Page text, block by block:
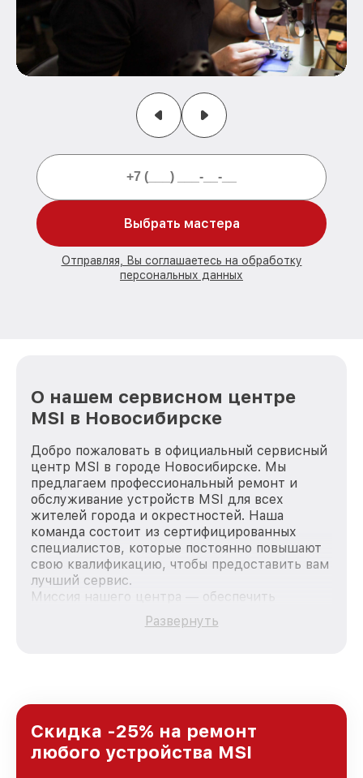
Выбрать мастера
Отправляя, Вы соглашаетесь на обработку
персональных данных
О нашем сервисном центре
MSI в Новосибирске
Добро пожаловать в официальный сервисный
центр MSI в городе Новосибирске. Мы
предлагаем профессиональный ремонт и
обслуживание устройств MSI для всех
жителей города и окрестностей. Наша
команда состоит из сертифицированных
специалистов, которые постоянно повышают
свою квалификацию, чтобы предоставить вам
лучший сервис.
Миссия нашего центра — обеспечить
качественный и доступный ремонт для
каждого пользователя продукции MSI, вне
Новосибирске, постоянно повышая уровень
доверия и лояльности наших клиентов.
Развернуть
Скидка -25% на ремонт
любого устройства MSI